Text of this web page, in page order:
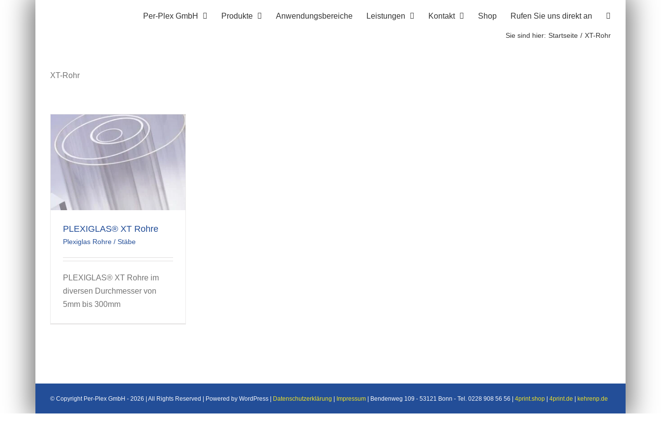
Per-Plex GmbH Produkte Anwendungsbereiche Leistungen Kontakt Shop Rufen Sie uns direkt an
Sie sind hier: Startseite XT-Rohr
XT-Rohr
PLEXIGLAS® XT Rohre
Plexiglas Rohre / Stäbe
PLEXIGLAS® XT Rohre im
diversen Durchmesser von
5mm bis 300mm
© Copyright Per-Plex GmbH - 2026 | All Rights Reserved | Powered by WordPress | Datenschutzerklärung Impressum | Bendenweg 109 - 53121 Bonn - Tel. 0228 908 56 56 | 4print.shop 4print.de kehrenp.de